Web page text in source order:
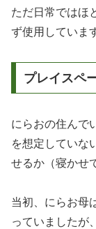
ただ日常ではほ
ず使用していま
プレイスペ
にらおの住んで
を想定していな
せるか（寝かせ
当初、にらお母
っていましたが